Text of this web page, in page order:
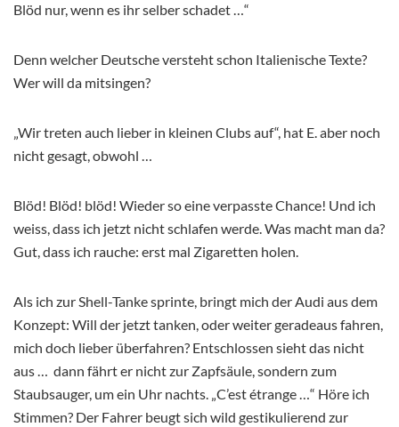
Blöd nur, wenn es ihr selber schadet …“
Denn welcher Deutsche versteht schon Italienische Texte?
Wer will da mitsingen?
„Wir treten auch lieber in kleinen Clubs auf“, hat E. aber noch
nicht gesagt, obwohl …
Blöd! Blöd! blöd! Wieder so eine verpasste Chance! Und ich
weiss, dass ich jetzt nicht schlafen werde. Was macht man da?
Gut, dass ich rauche: erst mal Zigaretten holen.
Als ich zur Shell-Tanke sprinte, bringt mich der Audi aus dem
Konzept: Will der jetzt tanken, oder weiter geradeaus fahren,
mich doch lieber überfahren? Entschlossen sieht das nicht
aus … dann fährt er nicht zur Zapfsäule, sondern zum
Staubsauger, um ein Uhr nachts. „C’est étrange …“ Höre ich
Stimmen? Der Fahrer beugt sich wild gestikulierend zur